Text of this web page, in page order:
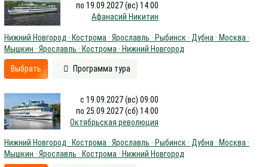
по 19.09.2027 (вс) 14:00
Афанасий Никитин
Нижний Новгород · Кострома · Ярославль · Рыбинск · Дубна · Москва ·
Мышкин · Ярославль · Кострома · Нижний Новгород
Выбрать Программа тура
с 19.09.2027 (вс) 09:00
по 25.09.2027 (сб) 14:00
Октябрьская революция
Нижний Новгород · Кострома · Ярославль · Рыбинск · Дубна · Москва ·
Мышкин · Ярославль · Кострома · Нижний Новгород